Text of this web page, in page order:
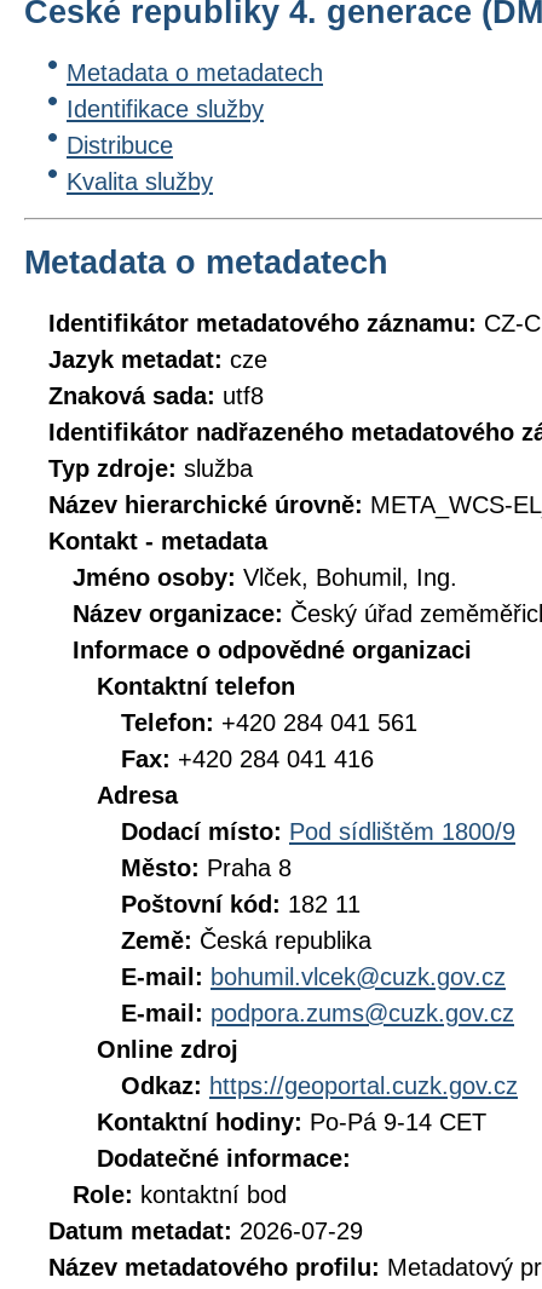
České republiky 4. generace
Metadata o metadatech
Identifikace služby
Distribuce
Kvalita služby
Metadata o metadatech
Identifikátor metadatového záznamu: CZ-
Jazyk metadat: cze
Znaková sada: utf8
Identifikátor nadřazeného metadatového
Typ zdroje: služba
Název hierarchické úrovně: META_WCS-
Kontakt - metadata
Jméno osoby: Vlček, Bohumil, Ing.
Název organizace: Český úřad
Informace o odpovědné organizaci
Kontaktní telefon
Telefon: +420 284 041 561
Fax: +420 284 041 416
Adresa
Dodací místo: Pod sídlištěm 1800/9
Město: Praha 8
Poštovní kód: 182 11
Země: Česká republika
E-mail: bohumil.vlcek@cuzk.gov.cz
E-mail: podpora.zums@cuzk.gov.cz
Online zdroj
Odkaz: https://geoportal.cuzk.gov.cz
Kontaktní hodiny: Po-Pá 9-14 CET
Dodatečné informace:
Role: kontaktní bod
Datum metadat: 2026-07-29
Název metadatového profilu: Metadatový